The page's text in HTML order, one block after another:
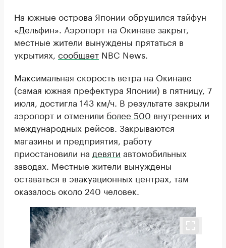
На южные острова Японии обрушился тайфун
«Дельфин». Аэропорт на Окинаве закрыт,
местные жители вынуждены прятаться в
укрытиях, сообщает NBC News.
Максимальная скорость ветра на Окинаве
(самая южная префектура Японии) в пятницу, 7
июля, достигла 143 км/ч. В результате закрыли
аэропорт и отменили более 500 внутренних и
международных рейсов. Закрываются
магазины и предприятия, работу
приостановили на девяти автомобильных
заводах. Местные жители вынуждены
оставаться в эвакуационных центрах, там
оказалось около 240 человек.